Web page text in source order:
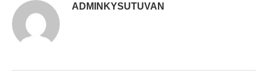
ADMINKYSUTUVAN